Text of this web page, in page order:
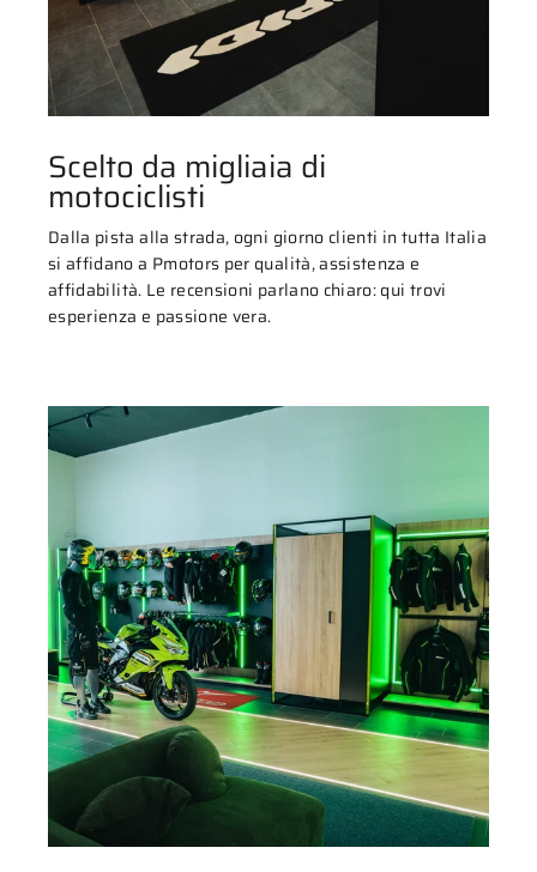
Scelto da migliaia di
motociclisti
Dalla pista alla strada, ogni giorno clienti in tutta Italia
si affidano a Pmotors per qualità, assistenza e
affidabilità. Le recensioni parlano chiaro: qui trovi
esperienza e passione vera.